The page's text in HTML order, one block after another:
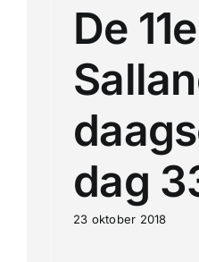
De 11e
dag
23 oktober 2018